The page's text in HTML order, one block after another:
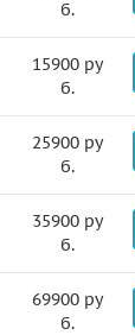
б.
15900 ру
б.
25900 ру
б.
35900 ру
б.
69900 ру
б.